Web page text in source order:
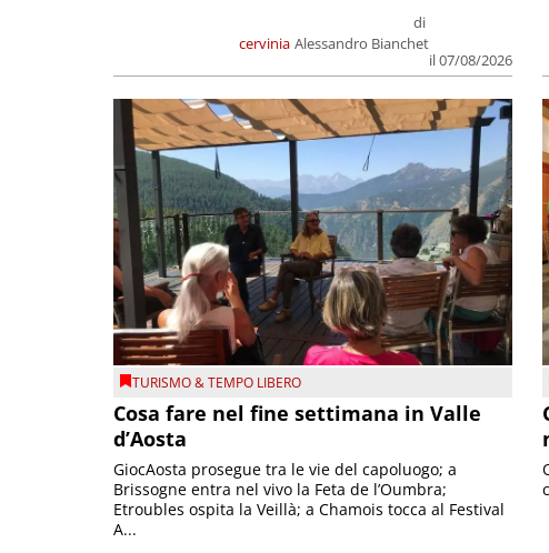
cervinia
di
Alessandro Bianchet
il 07/08/2026
TURISMO & TEMPO LIBERO
Cosa fare nel fine settimana in Valle
d’Aosta
GiocAosta prosegue tra le vie del capoluogo; a
Brissogne entra nel vivo la Feta de l’Oumbra;
Etroubles ospita la Veillà; a Chamois tocca al Festival
A...